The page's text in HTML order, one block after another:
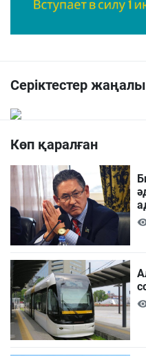
Серіктестер
Көп қаралған